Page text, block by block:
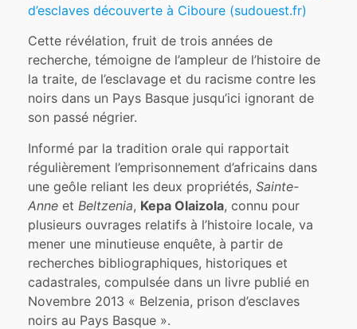
d’esclaves découverte à Ciboure (sudouest.fr)
Cette révélation, fruit de trois années de
recherche, témoigne de l’ampleur de l’histoire de
la traite, de l’esclavage et du racisme contre les
noirs dans un Pays Basque jusqu’ici ignorant de
son passé négrier.
Informé par la tradition orale qui rapportait
régulièrement l’emprisonnement d’africains dans
une geôle reliant les deux propriétés,Sainte-
Anne et Beltzenia, Kepa Olaizola, connu pour
plusieurs ouvrages relatifs à l’histoire locale, va
mener une minutieuse enquête, à partir de
recherches bibliographiques, historiques et
cadastrales, compulsée dans un livre publié en
Novembre 2013 « Belzenia, prison d’esclaves
noirs au Pays Basque ».